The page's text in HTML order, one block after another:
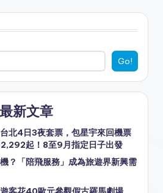
Go!
最新文章
台北4日3夜套票，包星宇來回機票
起！8至9月指定日子出發
？「陪飛服務」成為旅遊界新興需